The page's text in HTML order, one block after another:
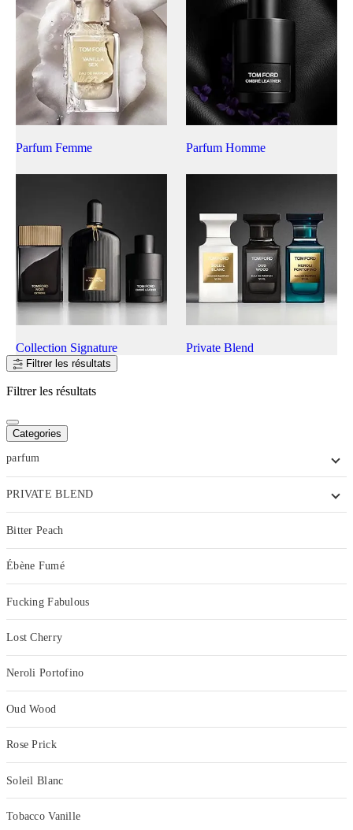
Parfum Femme Parfum Homme
Collection Signature Private Blend
Filtrer les résultats
Filtrer les résultats
Categories
parfum
PRIVATE BLEND
Bitter Peach
Ébène Fumé
Fucking Fabulous
Lost Cherry
Neroli Portofino
Oud Wood
Rose Prick
Soleil Blanc
Tobacco Vanille